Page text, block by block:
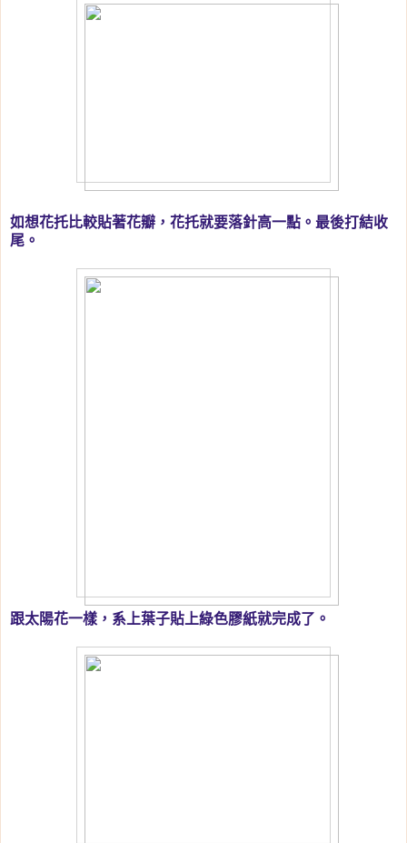
如想花托比較貼著花瓣，花托就要落針高一點。最後打結收
尾。
跟太陽花一樣，系上葉子貼上綠色膠紙就完成了。